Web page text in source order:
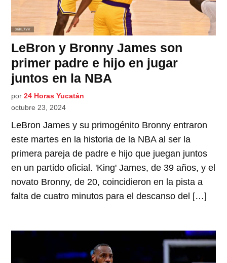
LeBron y Bronny James son
primer padre e hijo en jugar
juntos en la NBA
por 24 Horas Yucatán
octubre 23, 2024
LeBron James y su primogénito Bronny entraron
este martes en la historia de la NBA al ser la
primera pareja de padre e hijo que juegan juntos
en un partido oficial. 'King' James, de 39 años, y el
novato Bronny, de 20, coincidieron en la pista a
falta de cuatro minutos para el descanso del […]